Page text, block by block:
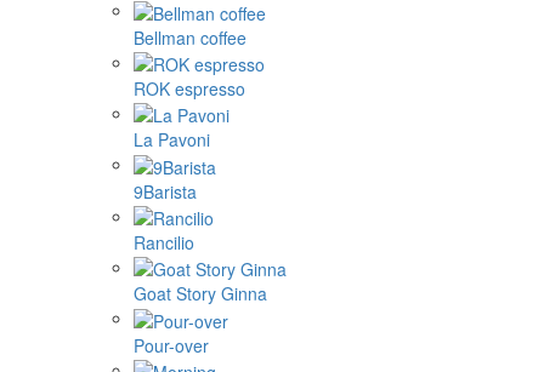
Bellman coffee
ROK espresso
La Pavoni
9Barista
Rancilio
Goat Story Ginna
Pour-over